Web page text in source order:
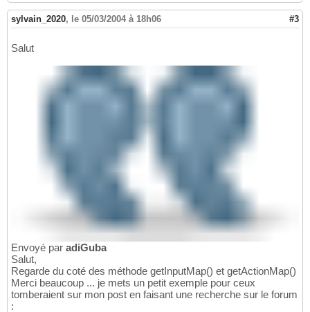
sylvain_2020, le 05/03/2004 à 18h06 #3
Salut
Envoyé par adiGuba
Salut,
Regarde du coté des méthode getInputMap() et getActionMap()
Merci beaucoup ... je mets un petit exemple pour ceux
tomberaient sur mon post en faisant une recherche sur le forum
: